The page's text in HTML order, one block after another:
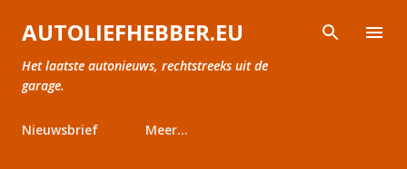
Doorgaan naar hoofdcontent
AUTOLIEFHEBBER.EU
Het laatste autonieuws, rechtstreeks uit de
garage.
Nieuwsbrief Meer…